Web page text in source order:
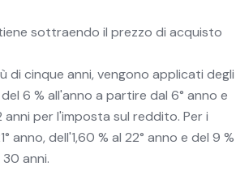
sottraendo il prezzo di acquisto
di cinque anni, vengono applicati degli
6 % all'anno a partire dal 6° anno e
per l'imposta sul reddito. Per i
anno, dell'1,60 % al 22° anno e del 9 %
anni.